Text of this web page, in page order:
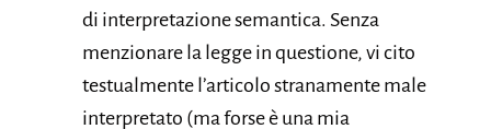
di interpretazione semantica. Senza
menzionare la legge in questione, vi cito
testualmente l’articolo stranamente male
interpretato (ma forse è una mia